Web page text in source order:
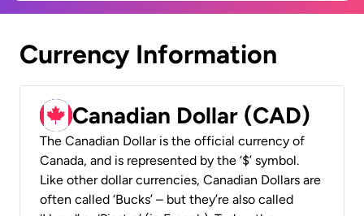
Currency Information
Canadian Dollar (CAD)
The Canadian Dollar is the official currency of
Canada, and is represented by the ‘$’ symbol.
Like other dollar currencies, Canadian Dollars are
often called ‘Bucks’ – but they’re also called